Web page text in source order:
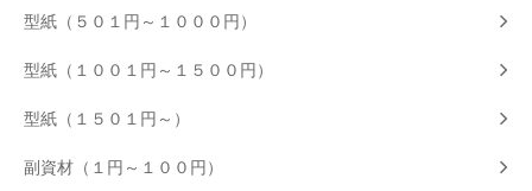
型紙（５０１円～１０００円）
型紙（１００１円～１５００円）
型紙（１５０１円～）
副資材（１円～１００円）